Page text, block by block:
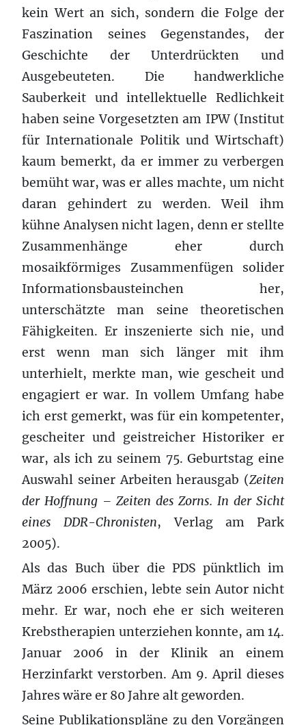
kein Wert an sich, sondern die Folge der
Faszination seines Gegenstandes, der
Geschichte der Unterdrückten und
Ausgebeuteten. Die handwerkliche
Sauberkeit und intellektuelle Redlichkeit
haben seine Vorgesetzten am IPW (Institut
für Internationale Politik und Wirtschaft)
kaum bemerkt, da er immer zu verbergen
bemüht war, was er alles machte, um nicht
daran gehindert zu werden. Weil ihm
kühne Analysen nicht lagen, denn er stellte
Zusammenhänge eher durch
mosaikförmiges Zusammenfügen solider
Informationsbausteinchen her,
unterschätzte man seine theoretischen
Fähigkeiten. Er inszenierte sich nie, und
erst wenn man sich länger mit ihm
unterhielt, merkte man, wie gescheit und
engagiert er war. In vollem Umfang habe
ich erst gemerkt, was für ein kompetenter,
gescheiter und geistreicher Historiker er
war, als ich zu seinem 75. Geburtstag eine
Auswahl seiner Arbeiten herausgab (Zeiten
der Hoffnung – Zeiten des Zorns. In der Sicht
eines DDR-Chronisten, Verlag am Park
2005).
Als das Buch über die PDS pünktlich im
März 2006 erschien, lebte sein Autor nicht
mehr. Er war, noch ehe er sich weiteren
Krebstherapien unterziehen konnte, am 14.
Januar 2006 in der Klinik an einem
Herzinfarkt verstorben. Am 9. April dieses
Jahres wäre er 80 Jahre alt geworden.
Seine Publikationspläne zu den Vorgängen